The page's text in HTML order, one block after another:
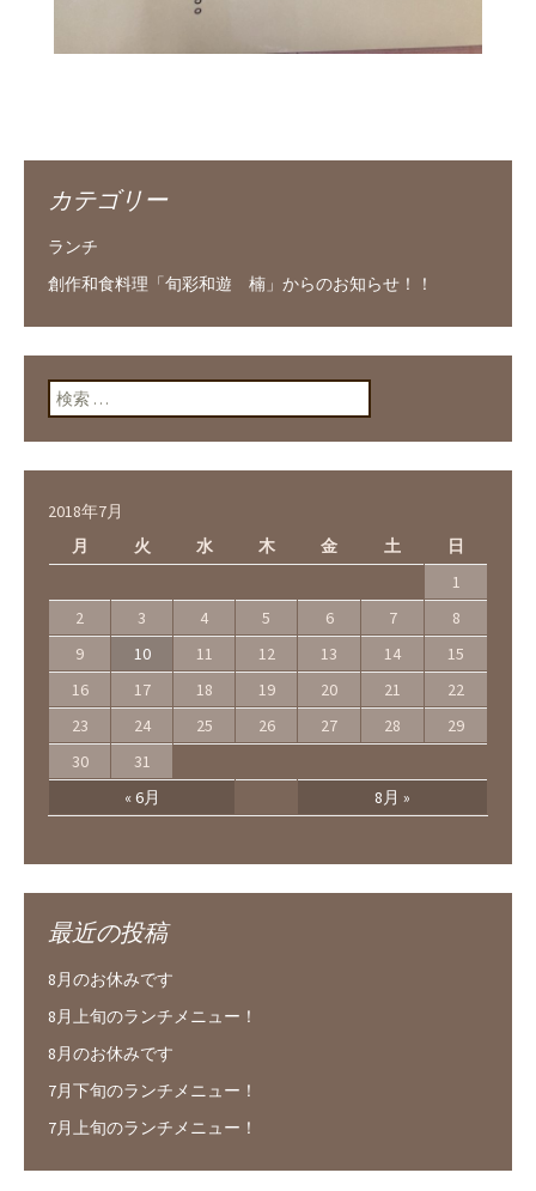
カテゴリー
ランチ
創作和食料理「旬彩和遊 楠」からのお知らせ！！
検索:
2018年7月
月
火 水 木 金 土 日
« 6月 8月 »
1
2
3 4 5 6 7
8
9
10 11 12 13 14
15
16
17 18 19 20 21
22
23
24 25 26 27 28
29
30
31
最近の投稿
8月のお休みです
8月上旬のランチメニュー！
8月のお休みです
7月下旬のランチメニュー！
7月上旬のランチメニュー！